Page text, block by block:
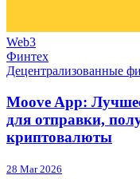
Web3
Финтех
Децентрализованные
Moove App:
для отправки,
криптовалюты
28 Mar 2026